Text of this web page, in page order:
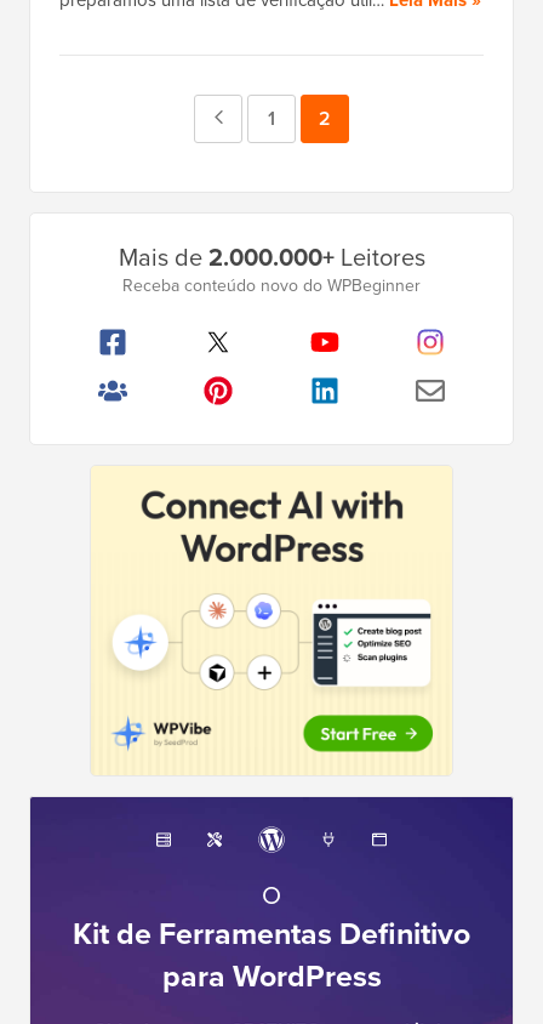
PáginaPágina
1 Página
2
Mais de2.000.000+Leitores
Receba conteúdo novo do WPBeginner
O
Kit de Ferramentas Definitivo
para WordPress